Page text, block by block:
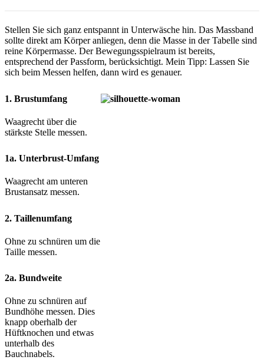
Stellen Sie sich ganz entspannt in Unterwäsche hin. Das Massband
sollte direkt am Körper anliegen, denn die Masse in der Tabelle sind
reine Körpermasse. Der Bewegungsspielraum ist bereits,
entsprechend der Passform, berücksichtigt. Mein Tipp: Lassen Sie
sich beim Messen helfen, dann wird es genauer.
1. Brustumfang
Waagrecht über die
stärkste Stelle messen.
1a. Unterbrust-Umfang
Waagrecht am unteren
Brustansatz messen.
2. Taillenumfang
Ohne zu schnüren um die
Taille messen.
2a. Bundweite
Ohne zu schnüren auf
Bundhöhe messen. Dies
knapp oberhalb der
Hüftknochen und etwas
unterhalb des
Bauchnabels.